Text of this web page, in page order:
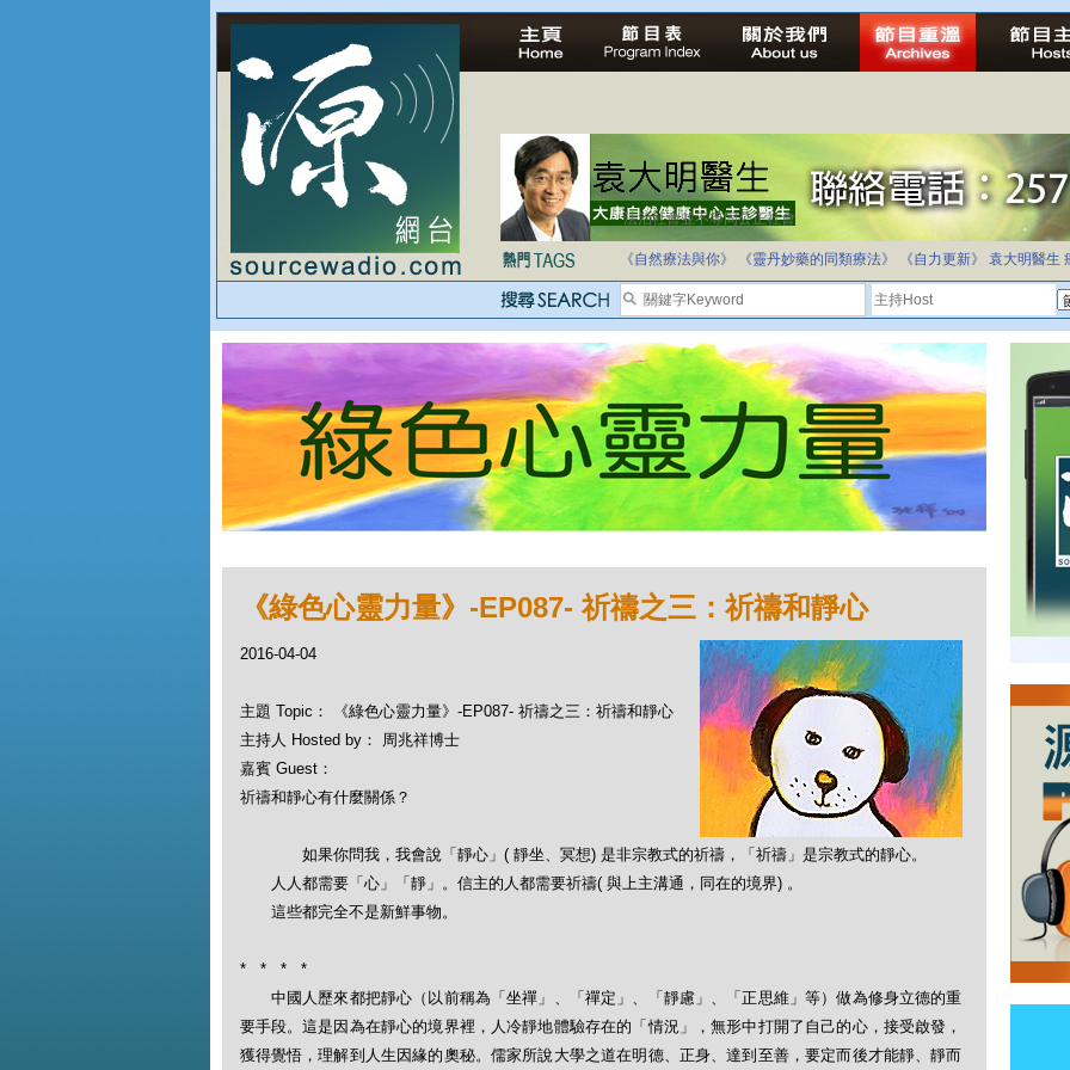
法治社會並不等同公正社會
自家教育合法化-推動多元化教育，全民學卷制
《自然療法與你》
《靈丹妙藥的同類療法》 《自力更新》 袁大明醫生
《綠色心靈力量》-EP087- 祈禱之三：祈禱和靜心
2016-04-04
主題 Topic： 《綠色心靈力量》-EP087- 祈禱之三：祈禱和靜心
主持人 Hosted by： 周兆祥博士
嘉賓 Guest：
祈禱和靜心有什麼關係？
如果你問我，我會說「靜心」( 靜坐、冥想) 是非宗教式的祈禱，「祈禱」是宗教式的靜心。
人人都需要「心」「靜」。信主的人都需要祈禱( 與上主溝通，同在的境界) 。
這些都完全不是新鮮事物。
* * * *
中國人歷來都把靜心（以前稱為「坐禪」、「禪定」、「靜慮」、「正思維」等）做為修身立德的重
要手段。這是因為在靜心的境界裡，人冷靜地體驗存在的「情況」，無形中打開了自己的心，接受啟發，
獲得覺悟，理解到人生因緣的奧秘。儒家所說大學之道在明德、正身、達到至善，要定而後才能靜、靜而